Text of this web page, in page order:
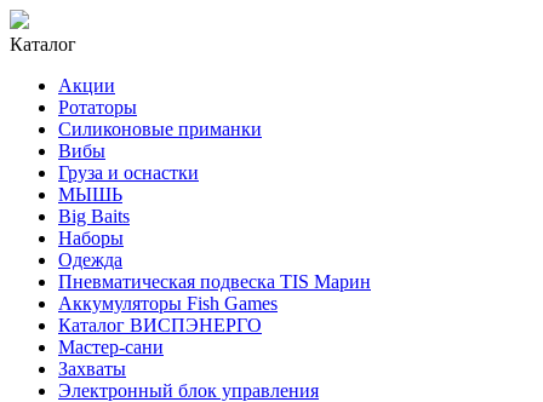
Каталог
Акции
Ротаторы
Силиконовые приманки
Вибы
Груза и оснастки
МЫШЬ
Big Baits
Наборы
Одежда
Пневматическая подвеска TIS Марин
Аккумуляторы Fish Games
Каталог ВИСПЭНЕРГО
Мастер-сани
Захваты
Электронный блок управления